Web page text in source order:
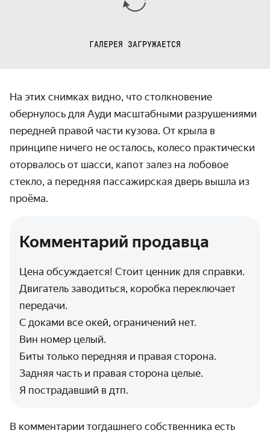
ГАЛЕРЕЯ ЗАГРУЖАЕТСЯ
На этих снимках видно, что столкновение
обернулось для Ауди масштабными разрушениями
передней правой части кузова. От крыла в
принципе ничего не осталось, колесо практически
оторвалось от шасси, капот залез на лобовое
стекло, а передняя пассажирская дверь вышла из
проёма.
Комментарий продавца
Цена обсуждается! Стоит ценник для справки.
Двигатель заводиться, коробка переключает
передачи.
С доками все окей, ограничений нет.
Вин номер целый.
Биты только передняя и правая сторона.
Задняя часть и правая сторона целые.
Я пострадавший в дтп.
В комментарии тогдашнего собственника есть